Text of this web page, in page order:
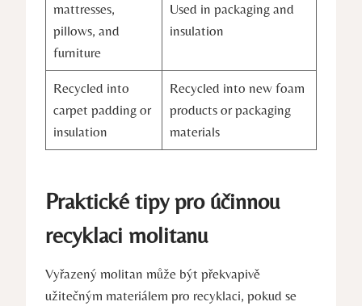
mattresses,
pillows, and
furniture
Used in packaging and
insulation
Recycled into
carpet padding or
insulation
Recycled into new foam
products or packaging
materials
Praktické tipy pro účinnou
recyklaci molitanu
Vyřazený molitan může být překvapivě
užitečným materiálem pro recyklaci, pokud se